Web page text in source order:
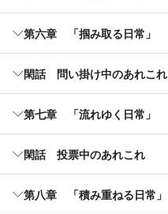
第六章 「掴み取る日常」
閑話 問い掛け中のあれこれ
第七章 「流れゆく日常」
閑話 投票中のあれこれ
第八章 「積み重ねる日常」